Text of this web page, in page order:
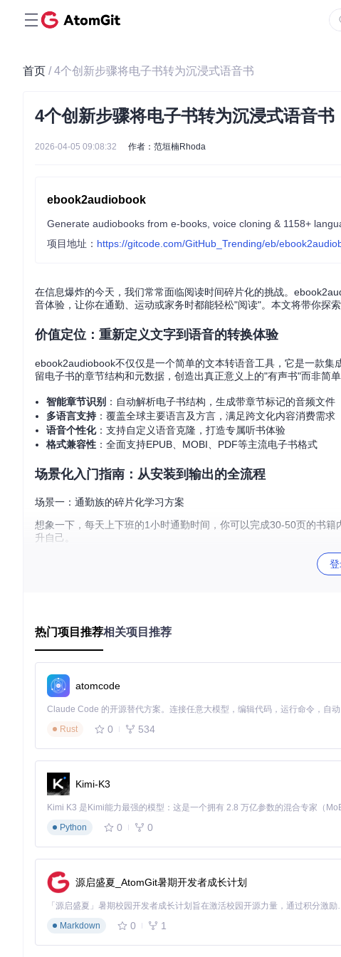
首页 / 4个创新步骤将电子书转为沉浸式语音书
4个创新步骤将电子书转为沉浸式语音书
2026-04-05 09:08:32 作者：范垣楠Rhoda
ebook2audiobook
Generate audiobooks from e-books, voice cloning & 1158+
项目地址： https://gitcode.com/GitHub_Trending/eb/
在信息爆炸的今天，我们常常面临阅读时间碎片化的挑战。
音体验，让你在通勤、运动或家务时都能轻松"阅读"。本文将带你探
价值定位：重新定义文字到语音的转换体验
ebook2audiobook不仅仅是一个简单的文本转语音工具，它是一款
留电子书的章节结构和元数据，创造出真正意义上的"有声书"而非简
智能章节识别 ：自动解析电子书结构，生成带章节标记的音频文件
多语言支持 ：覆盖全球主要语言及方言，满足跨文化内容消费需求
语音个性化：支持自定义语音克隆，打造专属听书体验
格式兼容性 ：全面支持EPUB、MOBI、PDF等主流电子书格式
场景化入门指南：从安装到输出的全流程
场景一：通勤族的碎片化学习方案
想象一下，每天上下班的1小时通勤时间，你可以完成30-50页的书
升自己。
cd
启动应用（操作目的：打开图形界面进行可视化操作）
Windows用户：双击运行
预期效果：终端显示Web应用访问地址，工具成功启动。
完成转换（操作目的：将电子书转为语音） 打开浏览器访问显示
操作流程：
上传电子书文件（支持拖拽或点击上传）
选择处理设备（CPU兼容性更好，GPU速度更快）
设置目标语言（默认英语，可根据书籍内容选择）
点击"Convert"按钮开始转换
预期效果：工具开始处理文件，进度条显示转换状态。
热门项目推荐相关项目推荐
atomcode
Rust
0 534
Kimi-K3
Python
0 0
源启盛夏_AtomGit暑期开发者成长计划
「源启盛夏」暑期校园开发者成长计划旨在激活校园开源力量，通过积分激励
Markdown
0 1